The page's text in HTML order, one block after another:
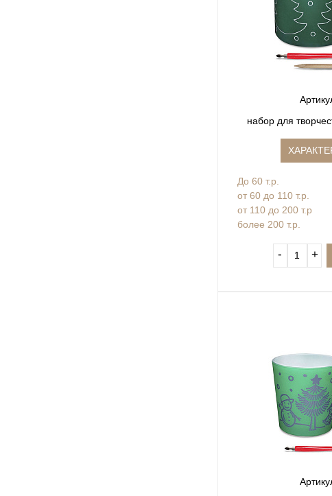
набор для
До 60 т.р.
от 60 до 110 т.р.
от 110 до 200 т.р
более 200 т.р.
‐ +